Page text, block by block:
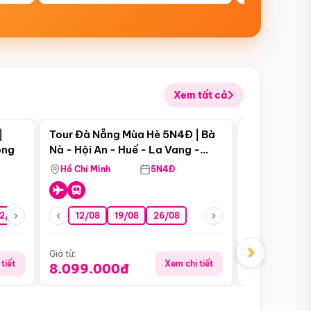
Xem tất cả
08 26/08 05/09 09/09 12/09
tiết
Điểm nổi bật
Tour Đà Nẵng Mùa Hè 5N4Đ | Bà
Nà - Hội An - Huế - La Vang -
Động Thiên Đường
Hồ Chí Minh 5N4Đ
12/08 19/08 26/08
Giá từ:
8.099.000đ Xem chi tiết
Giá từ:
›